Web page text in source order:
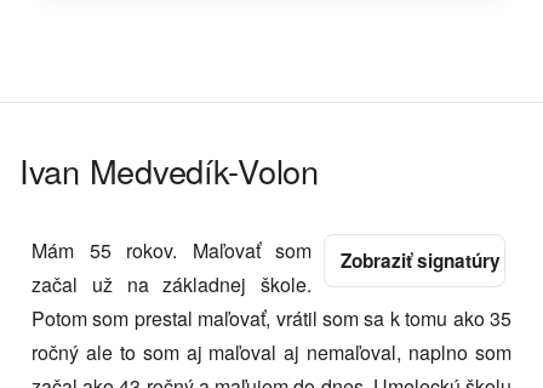
Ivan Medvedík-Volon
Mám 55 rokov. Maľovať som
začal už na základnej škole.
Potom som prestal maľovať, vrátil som sa k tomu ako 35
ročný ale to som aj maľoval aj nemaľoval, naplno som